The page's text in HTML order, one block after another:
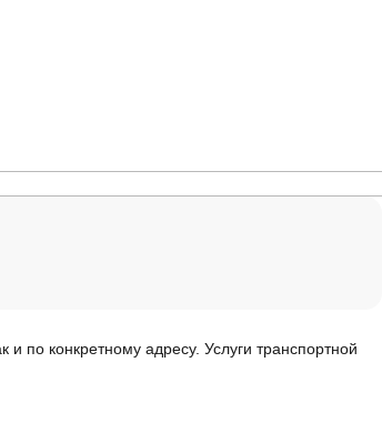
и по конкретному адресу. Услуги транспортной